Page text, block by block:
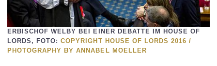
ERBISCHOF WELBY BEI EINER DEBATTE IM HOUSE OF
LORDS, FOTO:COPYRIGHT HOUSE OF LORDS 2016 /
PHOTOGRAPHY BY ANNABEL MOELLER